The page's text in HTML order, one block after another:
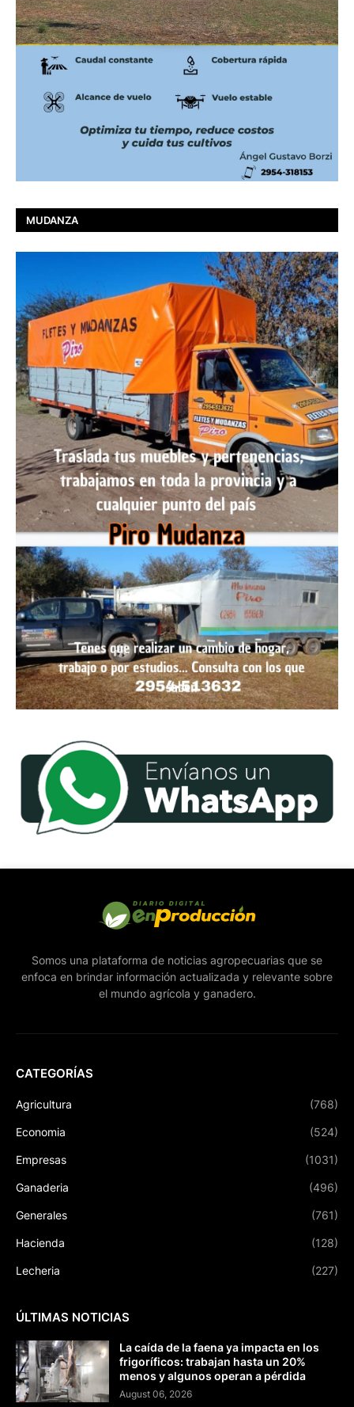
MUDANZA
Somos una plataforma de noticias agropecuarias que se
enfoca en brindar información actualizada y relevante sobre
el mundo agrícola y ganadero.
CATEGORÍAS
Agricultura (768)
Economia (524)
Empresas (1031)
Ganaderia (496)
Generales (761)
Hacienda (128)
Lecheria (227)
ÚLTIMAS NOTICIAS
La caída de la faena ya impacta en los
frigoríficos: trabajan hasta un 20%
menos y algunos operan a pérdida
August 06, 2026